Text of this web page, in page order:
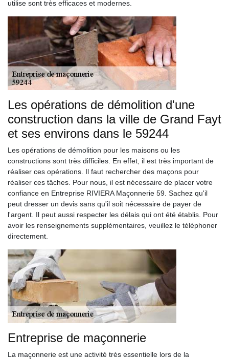
utilise sont très efficaces et modernes.
Les opérations de démolition d'une
construction dans la ville de Grand Fayt
et ses environs dans le 59244
Les opérations de démolition pour les maisons ou les
constructions sont très difficiles. En effet, il est très important de
réaliser ces opérations. Il faut rechercher des maçons pour
réaliser ces tâches. Pour nous, il est nécessaire de placer votre
confiance en Entreprise RIVIERA Maçonnerie 59. Sachez qu'il
peut dresser un devis sans qu'il soit nécessaire de payer de
l'argent. Il peut aussi respecter les délais qui ont été établis. Pour
avoir les renseignements supplémentaires, veuillez le téléphoner
directement.
Entreprise de maçonnerie
La maçonnerie est une activité très essentielle lors de la